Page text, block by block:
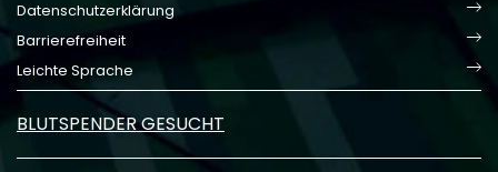
Datenschutzerklärung
Barrierefreiheit
Leichte Sprache
BLUTSPENDER GESUCHT